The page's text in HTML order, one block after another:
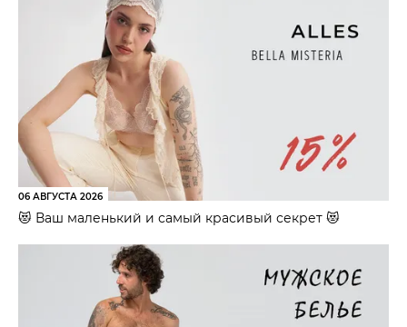
06 АВГУСТА 2026
😻 Ваш маленький и самый красивый секрет 😻